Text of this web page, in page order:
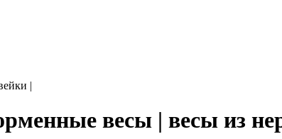
|
весы | весы из